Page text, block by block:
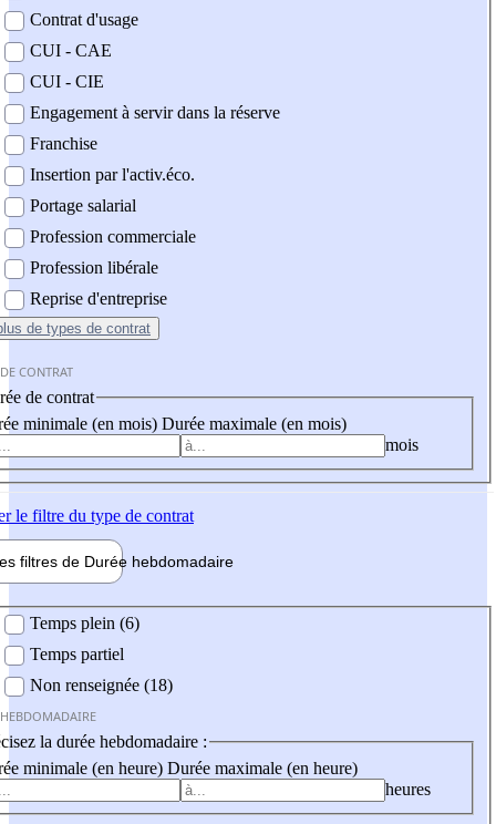
Contrat d'usage
CUI - CAE
CUI - CIE
Engagement à servir dans la réserve
Franchise
Insertion par l'activ.éco.
Portage salarial
Profession commerciale
Profession libérale
Reprise d'entreprise
de types de contrat
CONTRAT
de contrat
minimale (en mois) Durée maximale (en mois)
mois
le filtre du type de contrat
filtres de Durée hebdomadaire
Temps plein (6)
Temps partiel
Non renseignée (18)
la durée hebdomadaire :
minimale (en heure) Durée maximale (en heure)
heures